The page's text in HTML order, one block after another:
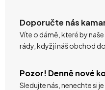
Doporučte nás
Víte o dámě, které by
rády, když jí náš obchod
Pozor! Denně nové
Sledujte nás, nenechte si